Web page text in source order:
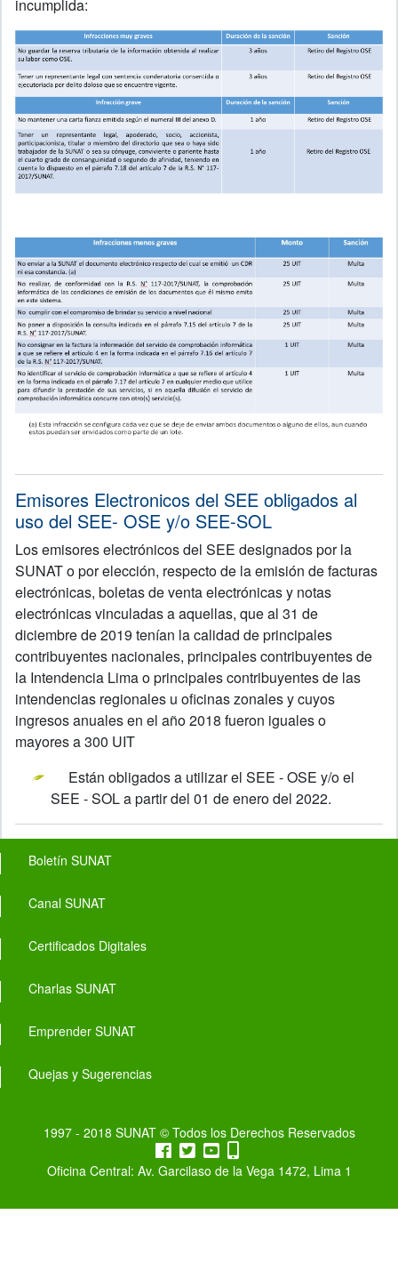
incumplida:
Emisores Electronicos del SEE obligados al
uso del SEE- OSE y/o SEE-SOL
Los emisores electrónicos del SEE designados por la
SUNAT o por elección, respecto de la emisión de facturas
electrónicas, boletas de venta electrónicas y notas
electrónicas vinculadas a aquellas, que al 31 de
diciembre de 2019 tenían la calidad de principales
contribuyentes nacionales, principales contribuyentes de
la Intendencia Lima o principales contribuyentes de las
intendencias regionales u oficinas zonales y cuyos
ingresos anuales en el año 2018 fueron iguales o
mayores a 300 UIT
Están obligados a utilizar el SEE - OSE y/o el
SEE - SOL a partir del 01 de enero del 2022.
Footer menu
Boletín SUNAT
Canal SUNAT
Certificados Digitales
Charlas SUNAT
Emprender SUNAT
Quejas y Sugerencias
1997 - 2018 SUNAT © Todos los Derechos Reservados
Oficina Central: Av. Garcilaso de la Vega 1472, Lima 1